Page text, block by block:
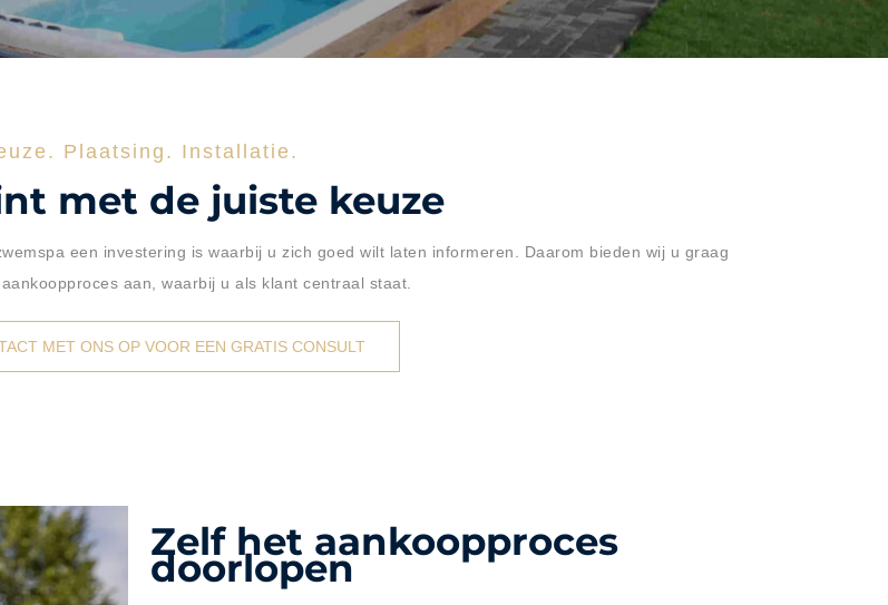
Plaatsing. Installatie.
met de juiste keuze
een investering is waarbij u zich goed wilt laten informeren. Daarom bieden wij u graag
aan, waarbij u als klant centraal staat.
MET ONS OP VOOR EEN GRATIS CONSULT
Zelf het aankoopproces
doorlopen